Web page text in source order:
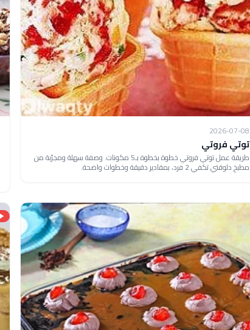
2026-07-08
توتي فروتي
طريقة عمل توتي فروتي خطوة بخطوة بـ5 مكونات. وصفة سهلة ومجرّبة من
مطبخ دلوقتي تكفي 2 فرد، بمقادير دقيقة وخطوات واضحة.